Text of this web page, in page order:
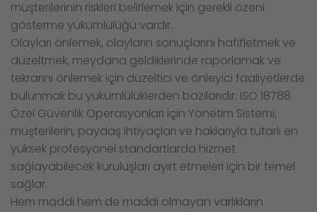
müşterilerinin riskleri belirlemek için gerekli özeni
gösterme yükümlülüğü vardır.
Olayları önlemek, olayların sonuçlarını hafifletmek ve
düzeltmek, meydana geldiklerinde raporlamak ve
tekrarını önlemek için düzeltici ve önleyici faaliyetlerde
bulunmak bu yükümlülüklerden bazılarıdır. ISO 18788
Özel Güvenlik Operasyonları için Yönetim Sistemi,
müşterilerin, paydaş ihtiyaçları ve haklarıyla tutarlı en
yüksek profesyonel standartlarda hizmet
sağlayabilecek kuruluşları ayırt etmeleri için bir temel
sağlar.
Hem maddi hem de maddi olmayan varlıkların